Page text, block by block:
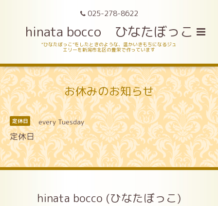
025-278-8622
hinata bocco ひなたぼっこ
“ひなたぼっこ”をしたときのような、温かいきもちになるジュ
エリーを新潟市北区の豊栄で作っています
お休みのお知らせ
定休日 every Tuesday
定休日
hinata bocco (ひなたぼっこ)